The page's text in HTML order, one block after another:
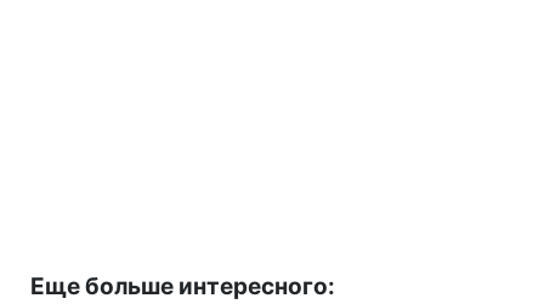
Еще больше интересного: